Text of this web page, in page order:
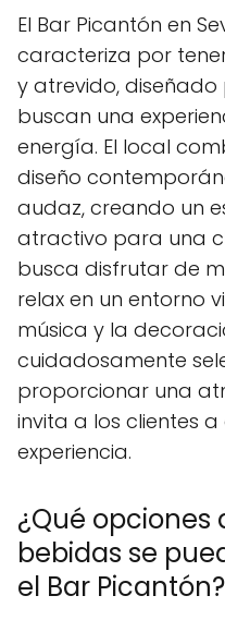
El Bar Picantón en
caracteriza por
y atrevido,
buscan una
energía. El local
diseño
audaz, creando un
atractivo para una
busca disfrutar de
relax en un entorno
música y la
cuidadosamente
proporcionar una
invita a los clientes
experiencia.
¿Qué opciones
bebidas se
el Bar Picantón?